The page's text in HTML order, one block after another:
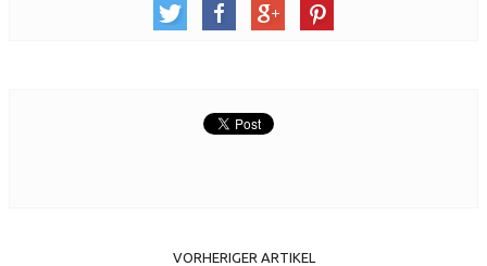
VORHERIGER ARTIKEL